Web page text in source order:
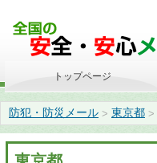
防犯・防災メール > 東京都 >
トップページ